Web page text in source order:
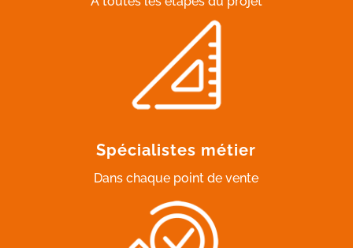
Spécialistes métier
Dans chaque point de vente